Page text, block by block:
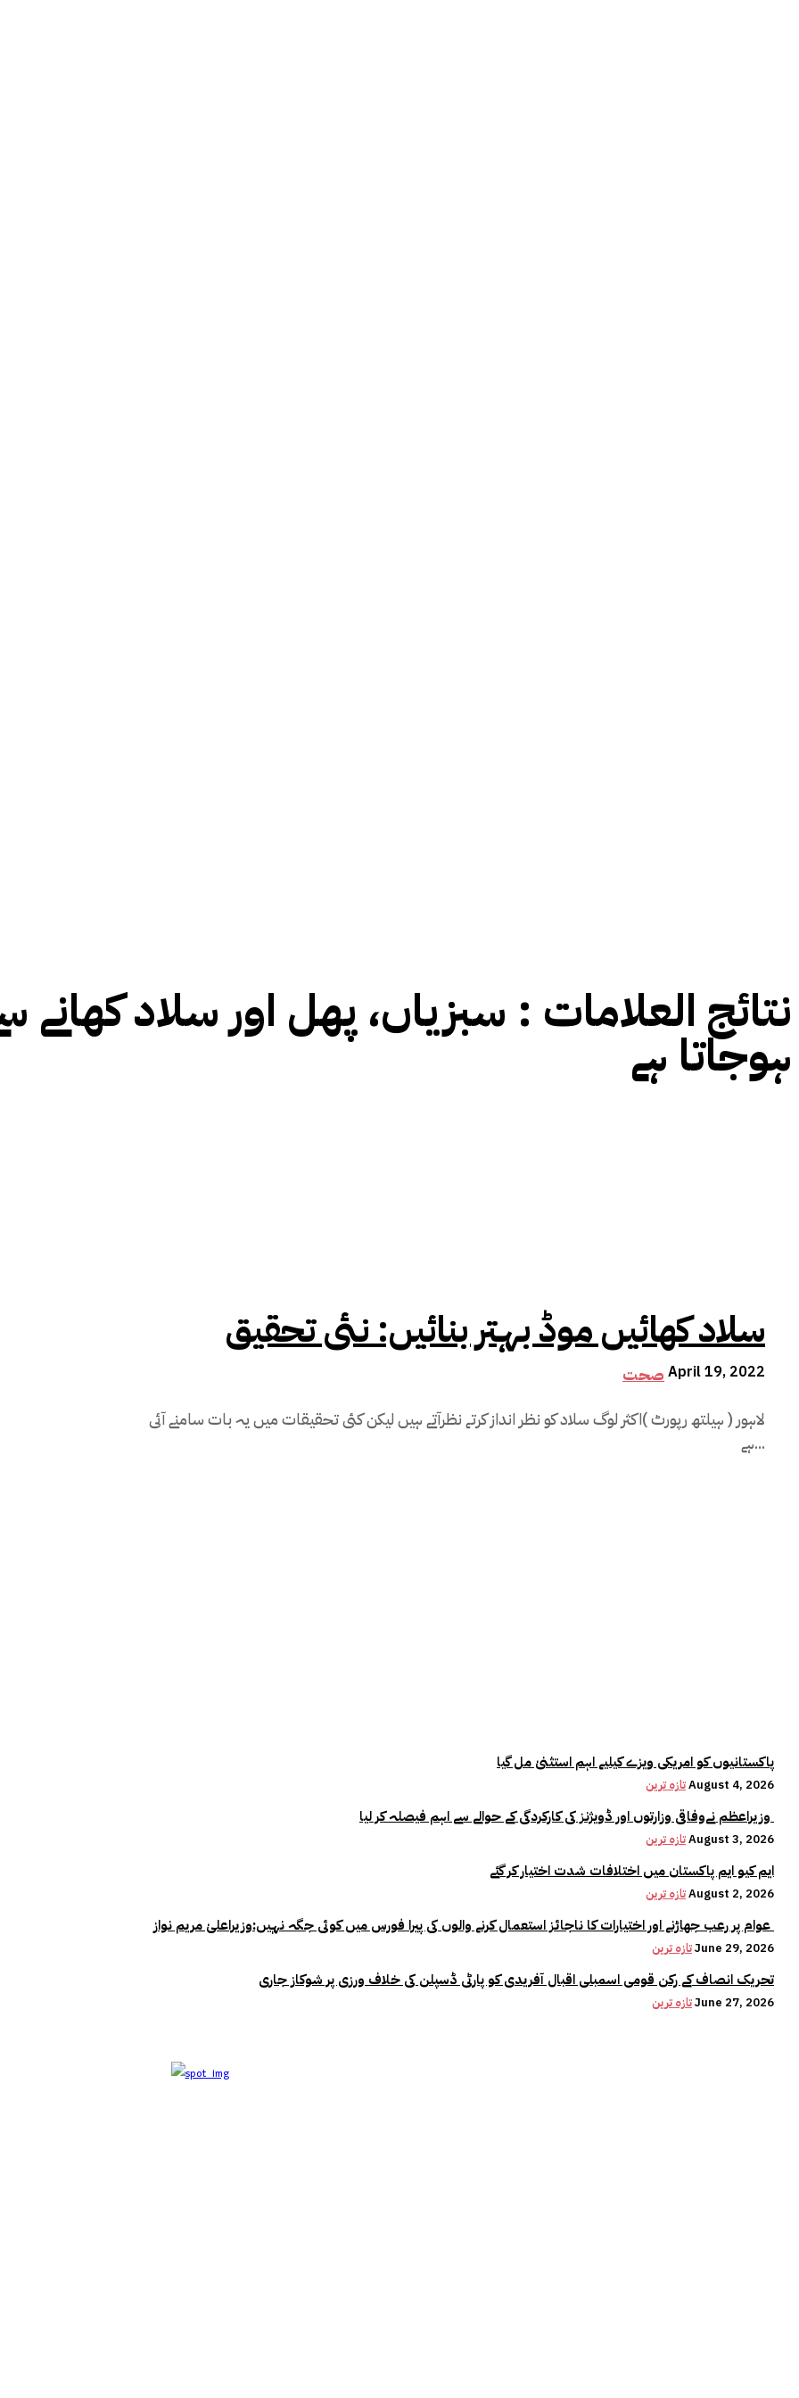
نتائج العلامات : سبزیاں، پھل اور سلاد کھانے
ہوجاتا ہے
سلاد کھائیں موڈ بہتر بنائیں: نئی تحقیق
صحت April 19, 2022
لاہور ( ہیلتھ رپورٹ )اکثر لوگ سلاد کو نظر انداز کرتے نظرآتے ہیں لیکن کئی تحقیقات میں یہ بات سامنے آئی
ہے...
پاکستانیوں کو امریکی ویزے کیلیے اہم استثنیٰ مل گیا
تازہ ترینAugust 4, 2026
تازہ ترینAugust 3, 2026
ایم کیو ایم پاکستان میں اختلافات شدت اختیار کر گئے
تازہ ترینAugust 2, 2026
تازہ ترینJune 29, 2026
تحریک انصاف کے رکن قومی اسمبلی اقبال آفریدی کو پارٹی ڈسپلن کی خلاف ورزی پر شوکاز جاری
تازہ ترینJune 27, 2026